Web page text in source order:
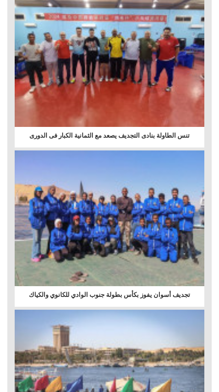
تنس الطاولة بنادى التجديف يصعد مع الثمانية الكبار فى الدورى
تجديف أسوان يفوز بكأس بطولة جنوب الوادي للكانوي والكياك